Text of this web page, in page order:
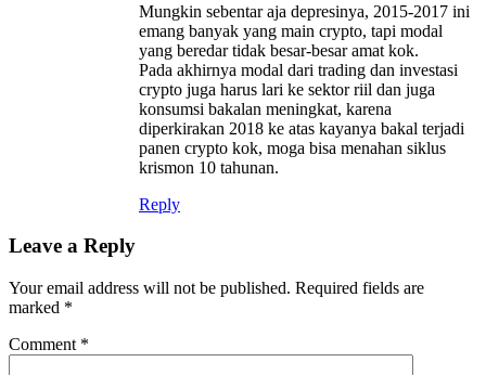
Mungkin sebentar aja depresinya, 2015-2017 ini
emang banyak yang main crypto, tapi modal
yang beredar tidak besar-besar amat kok.
Pada akhirnya modal dari trading dan investasi
crypto juga harus lari ke sektor riil dan juga
konsumsi bakalan meningkat, karena
diperkirakan 2018 ke atas kayanya bakal terjadi
panen crypto kok, moga bisa menahan siklus
krismon 10 tahunan.
Reply
Leave a Reply
Your email address will not be published. Required fields are
marked *
Comment *